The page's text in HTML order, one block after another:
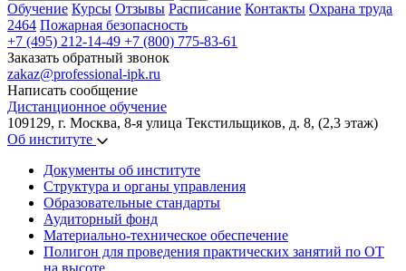
Обучение Курсы Отзывы Расписание Контакты Охрана труда
2464 Пожарная безопасность
+7 (495) 212-14-49 +7 (800) 775-83-61
Заказать обратный звонок
zakaz@professional-ipk.ru
Написать сообщение
Дистанционное обучение
109129, г. Москва, 8-я улица Текстильщиков, д. 8, (2,3 этаж)
Об институте
Документы об институте
Структура и органы управления
Образовательные стандарты
Аудиторный фонд
Материально-техническое обеспечение
Полигон для проведения практических занятий по ОТ
на высоте